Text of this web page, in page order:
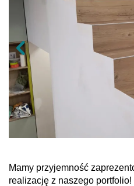
Mamy przyjemność
realizację z naszego